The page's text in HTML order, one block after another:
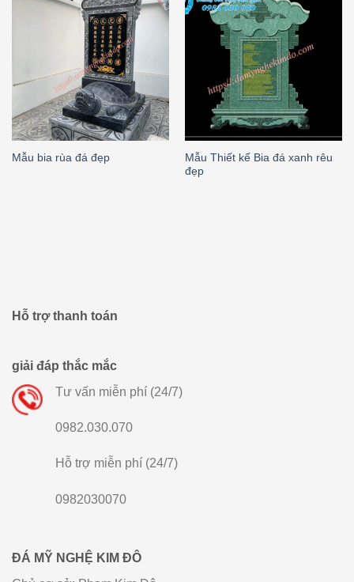
Mẫu bia rùa đá đẹp
Mẫu Thiết kế Bia đá xanh rêu
đẹp
Hỗ trợ thanh toán
giải đáp thắc mắc
Tư vấn miễn phí (24/7)
0982.030.070
Hỗ trợ miễn phí (24/7)
0982030070
ĐÁ MỸ NGHỆ KIM ĐÔ